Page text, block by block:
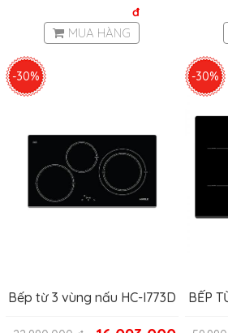
đ
MUA HÀNG
Bếp từ 3 vùng nấu HC-I773D
-30%
BẾP
-30%